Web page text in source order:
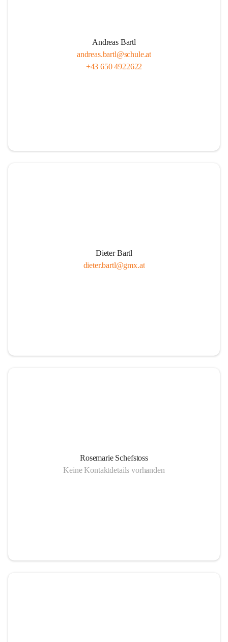
Andreas Bartl
andreas.bartl@schule.at
+43 650 4922622
Dieter Bartl
dieter.bartl@gmx.at
Rosemarie Schefstoss
Keine Kontaktdetails vorhanden